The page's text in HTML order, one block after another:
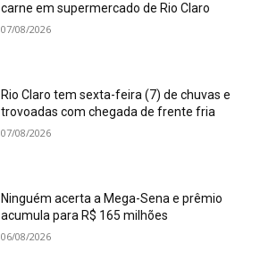
carne em supermercado de Rio Claro
07/08/2026
Rio Claro tem sexta-feira (7) de chuvas e
trovoadas com chegada de frente fria
07/08/2026
Ninguém acerta a Mega-Sena e prêmio
acumula para R$ 165 milhões
06/08/2026